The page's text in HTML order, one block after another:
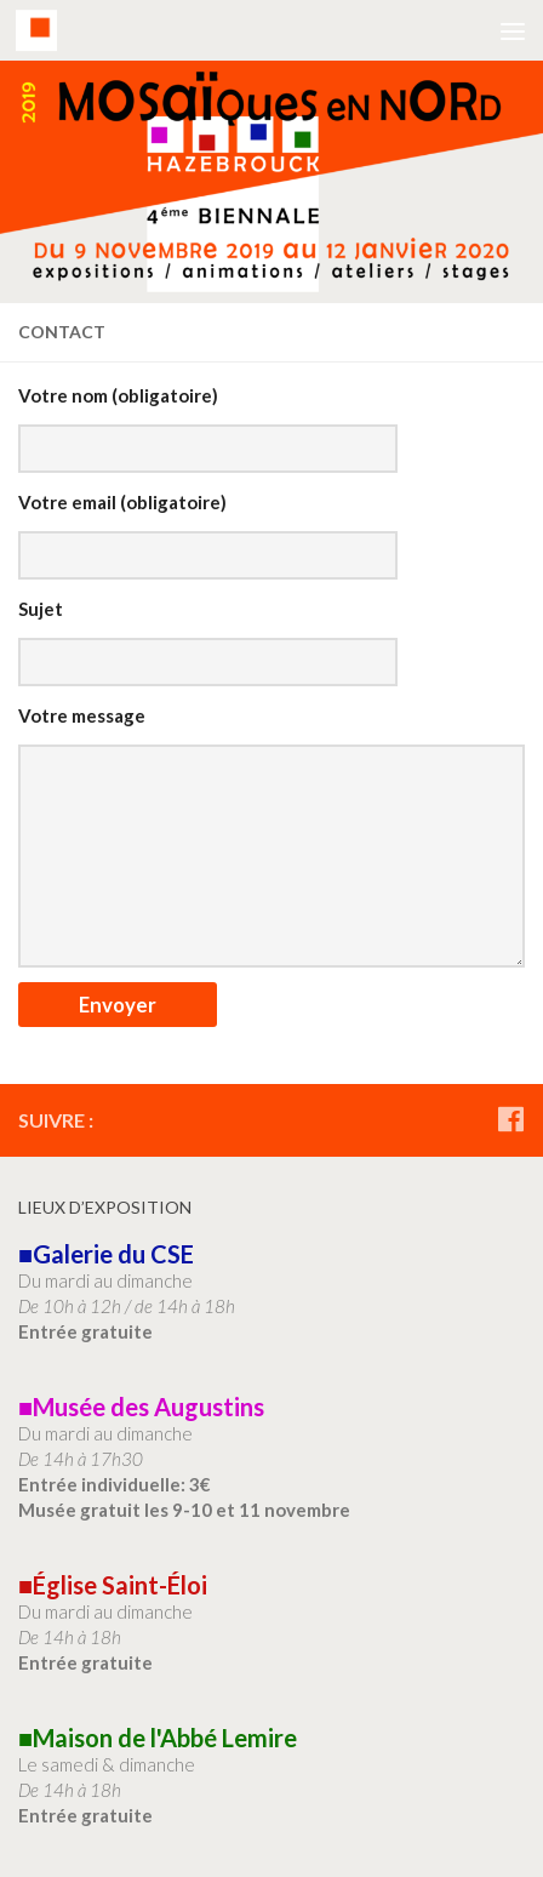
CONTACT
Votre nom (obligatoire)
Votre email (obligatoire)
Sujet
Votre message
SUIVRE :
LIEUX D’EXPOSITION
■Galerie du CSE
Du mardi au dimanche
De 10h à 12h / de 14h à 18h
Entrée gratuite
■Musée des Augustins
Du mardi au dimanche
De 14h à 17h30
Entrée individuelle: 3€
Musée gratuit les 9-10 et 11 novembre
■Église Saint-Éloi
Du mardi au dimanche
De 14h à 18h
Entrée gratuite
■Maison de l'Abbé Lemire
Le samedi & dimanche
De 14h à 18h
Entrée gratuite